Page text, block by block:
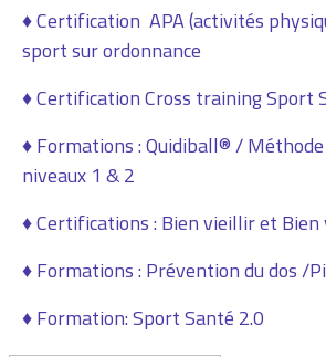
♦ Certification APA (activités
sport sur ordonnance
♦ Certification Cross training Sport
♦ Formations :Quidiball® /
niveaux 1 & 2
♦ Certifications : Bien vieillir et
♦ Formations : Prévention du dos /
♦ Formation: Sport Santé 2.0